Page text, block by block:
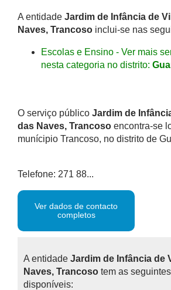
A entidade Jardim de Infância de
Naves, Trancoso inclui-se nas
Escolas e Ensino - Ver mais
nesta categoria no distrito:
O serviço público Jardim de
das Naves, Trancoso encontra-se
munícipio Trancoso, no distrito de
Telefone: 271 88...
Ver dados de contacto
completos
A entidade Jardim de Infância de
Naves, Trancoso tem as
disponíveis: